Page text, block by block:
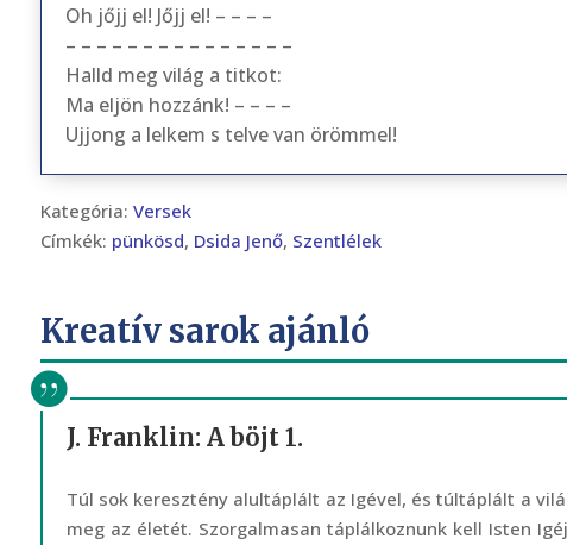
Oh jőjj el! Jőjj el! – – – –
– – – – – – – – – – – – – – –
Halld meg világ a titkot:
Ma eljön hozzánk! – – – –
Ujjong a lelkem s telve van örömmel!
Kategória: Versek
Címkék: pünkösd, Dsida Jenő, Szentlélek
Kreatív sarok ajánló
J. Franklin: A böjt 1.
Túl sok keresztény alultáplált az Igével, és túltáplált a
meg az életét. Szorgalmasan táplálkoznunk kell Isten